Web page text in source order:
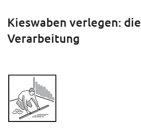
Kieswaben verlegen: die
Verarbeitung